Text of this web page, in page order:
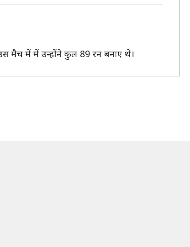
मैच में में उन्होंने कुल 89 रन बनाए थे।